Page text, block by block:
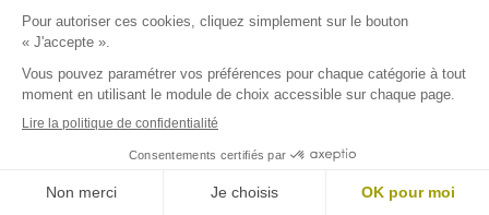
Nous contacter
cecilegavoille@free.fr
04 74 00 12 85
Nous contacter